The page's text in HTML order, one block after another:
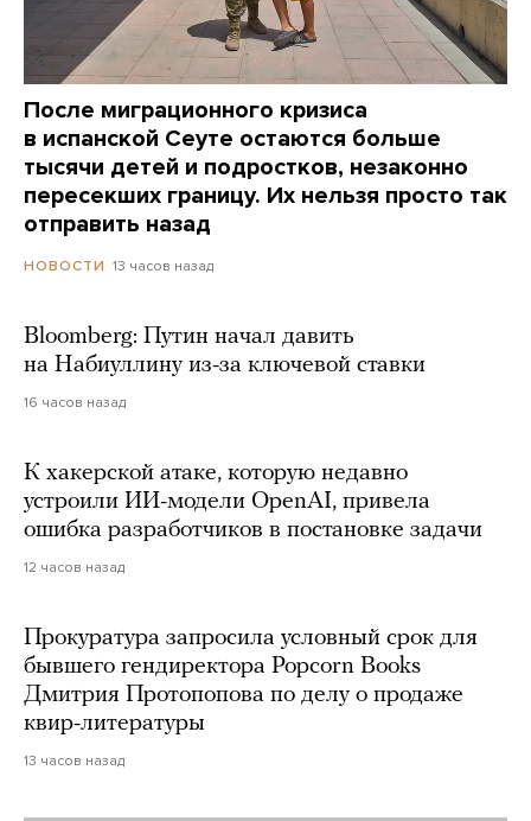
После миграционного кризиса
в испанской Сеуте остаются больше
тысячи детей и подростков, незаконно
пересекших границу. Их нельзя просто так
отправить назад
НОВОСТИ 13 часов назад
Bloomberg: Путин начал давить
на Набиуллину из-за ключевой ставки
16 часов назад
К хакерской атаке, которую недавно
устроили ИИ-модели OpenAI, привела
ошибка разработчиков в постановке задачи
12 часов назад
Прокуратура запросила условный срок для
бывшего гендиректора Popcorn Books
Дмитрия Протопопова по делу о продаже
квир-литературы
13 часов назад